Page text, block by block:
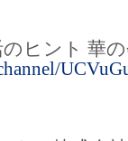
ヒント 華